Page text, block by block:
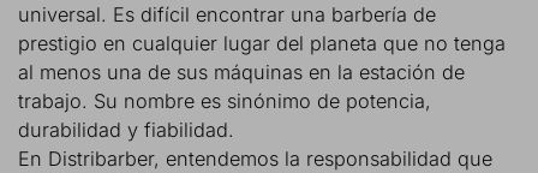
universal. Es difícil encontrar una barbería de
prestigio en cualquier lugar del planeta que no tenga
al menos una de sus máquinas en la estación de
trabajo. Su nombre es sinónimo de potencia,
durabilidad y fiabilidad.
En Distribarber, entendemos la responsabilidad que